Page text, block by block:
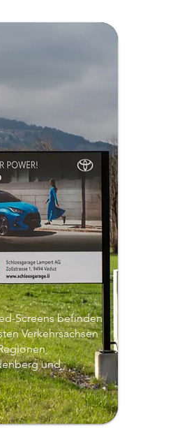
Screens befinden
Verkehrsachsen
und